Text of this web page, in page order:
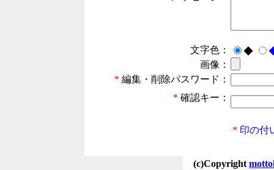
文字色： ◆
画像：
* 編集・削除パスワード：
* 確認キー：
* 印の付
(c)Copyright